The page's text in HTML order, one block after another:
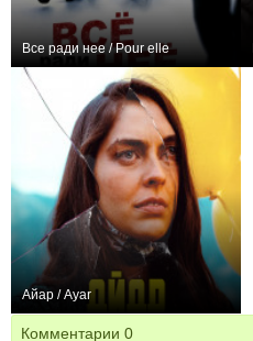
Все ради нее / Pour elle
Айар / Ayar
Комментарии 0